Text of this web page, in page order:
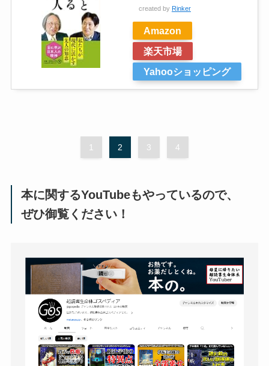
created by Rinker
Amazon
楽天市場
Yahooショッピング
1 2 3 4
本に関するYouTubeもやっているので、
ぜひ御覧ください！